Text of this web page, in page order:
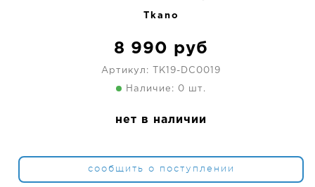
Tkano
8 990 руб
Артикул: TK19-DC0019
Наличие: 0 шт.
нет в наличии
сообщить о поступлении